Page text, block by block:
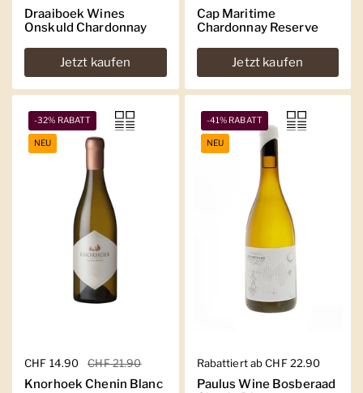
Draaiboek Wines
Onskuld Chardonnay
Jetzt kaufen
Cap Maritime
Chardonnay Reserve
Jetzt kaufen
Regulärer Preis
CHF 14.90 Sale-Preis
CHF 21.90
Knorhoek Chenin Blanc
-32% RABATT
NEU
Regulärer Preis
Rabattiert ab CHF 22.90
Paulus Wine Bosberaad
-41% RABATT
NEU